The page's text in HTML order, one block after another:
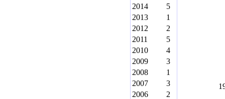
2014
5
2013
1
2012
2
2011
5
2010
4
2009
3
2008
1
2007
3
2006
2